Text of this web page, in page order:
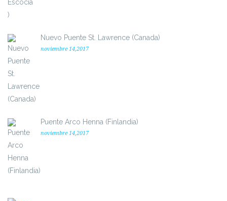
Nuevo Puente St. Lawrence (Canada)
noviembre 14,2017
Puente Arco Henna (Finlandia)
noviembre 14,2017